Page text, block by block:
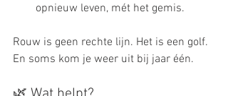
opnieuw leven, mét het gemis.
Rouw is geen rechte lijn. Het is een golf.
En soms kom je weer uit bij jaar één.